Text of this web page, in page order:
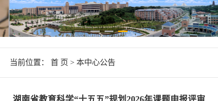
当前位置： 首 页 > 本中心公告